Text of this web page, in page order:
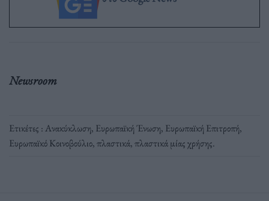
Newsroom
Ετικέτες :Ανακύκλωση, Ευρωπαϊκή Ένωση, Ευρωπαϊκή Επιτροπή,
Ευρωπαϊκό Κοινοβούλιο,πλαστικά,πλαστικά μίας χρήσης.